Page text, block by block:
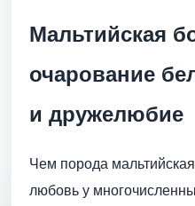
Мальтийская
очарование
и дружелюбие
Чем порода
любовь у